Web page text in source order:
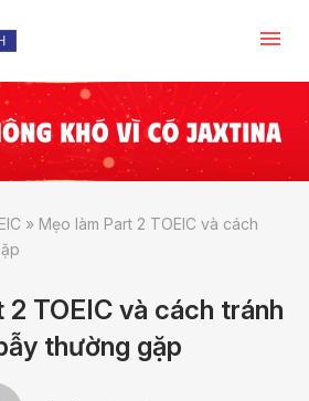
» Mẹo làm Part 2 TOEIC và cách
2 TOEIC và cách tránh
thường gặp